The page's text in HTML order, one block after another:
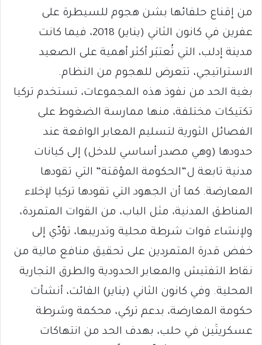
من إقناع حلفائها بشن هجوم للسيطرة على
عفرين في كانون الثاني (يناير) 2018، فيما كانت
مدينة إدلب، التي تُعتبَر أكثر أهمية على الصعيد
الاستراتيجي، تتعرض للهجوم من النظام.
بغية الحد من نفوذ هذه المجموعات، تستخدم تركيا
تكتيكات مختلفة، منها ممارسة الضغوط على
الفصائل الثورية لتسليم المعابر الواقعة عند
حدودها (وهي مصدر أساسي للدخل) إلى كيانات
مدنية تابعة ل”الحكومة المؤقتة” التي تقودها
المعارضة. كما أن الجهود التي تقودها تركيا لإخلاء
المناطق المدنية، مثل الباب، من القوات المتمردة،
ولإنشاء قوات شرطة محلية وتدريبها، تؤدّي إلى
خفض قدرة المتمردين على تحقيق منافع مالية من
نقاط التفتيش والمعابر الحدودية والطرق التجارية
المحلية. وفي كانون الثاني (يناير) الفائت، أنشأت
حكومة المعارضة، بدعم تركي، محكمة وشرطة
عسكريتَين في حلب، بهدف الحد من انتهاكات